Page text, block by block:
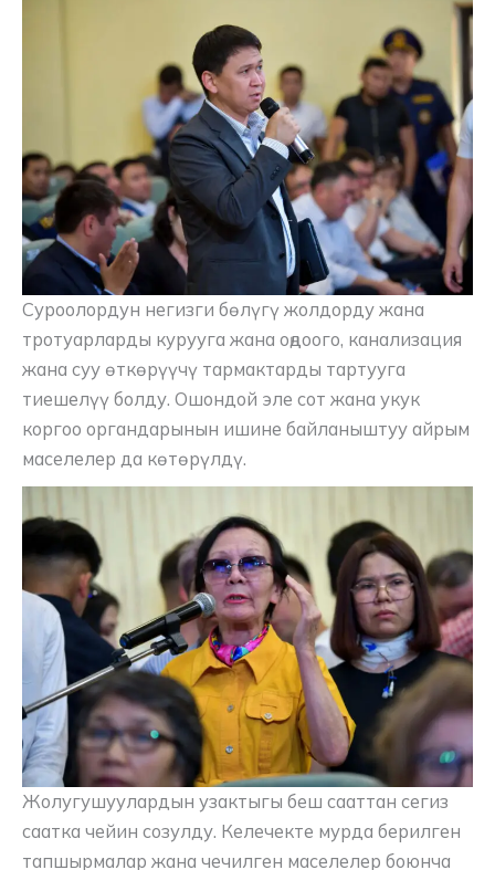
Суроолордун негизги бөлүгү жолдорду жана
тротуарларды курууга жана оңдоого, канализация
жана суу өткөрүүчү тармактарды тартууга
тиешелүү болду. Ошондой эле сот жана укук
коргоо органдарынын ишине байланыштуу айрым
маселелер да көтөрүлдү.
Жолугушуулардын узактыгы беш сааттан сегиз
саатка чейин созулду. Келечекте мурда берилген
тапшырмалар жана чечилген маселелер боюнча